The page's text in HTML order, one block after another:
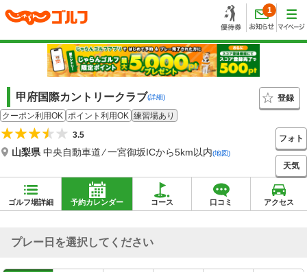
1
甲府国際カントリークラブ(詳細)
登録
クーポン利用OK ポイント利用OK 練習場あり
3.5
山梨県中央自動車道 ⁄ 一宮御坂ICから5km以内(地図)
フォト
天気
ゴルフ場詳細 予約カレンダー コース 口コミ アクセス
プレー日を選択してください